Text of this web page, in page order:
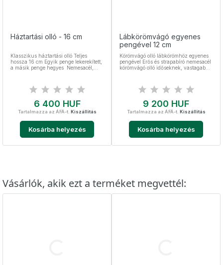
Háztartási olló - 16 cm
Klasszikus háztartási olló Teljes
hossza 16 cm Egyik penge lekerekített,
a másik penge hegyes Nemesacél,
Ár
6 400 HUF
Tartalmazza az ÁFÁ-t. Kiszállítás
Kosárba helyezés
Lábkörömvágó egyenes
pengével 12 cm
Körömvágó olló lábkörömhöz egyenes
pengével Erős és strapabíró nemesacél
körömvágó olló időseknek, vastagabb
Mikrofogazott - önélező és
csúszásgátló Teljes hossza 12 cm
Ár
9 200 HUF
Tartalmazza az ÁFÁ-t. Kiszállítás
Kosárba helyezés
Vásárlók, akik ezt a terméket megvettél: